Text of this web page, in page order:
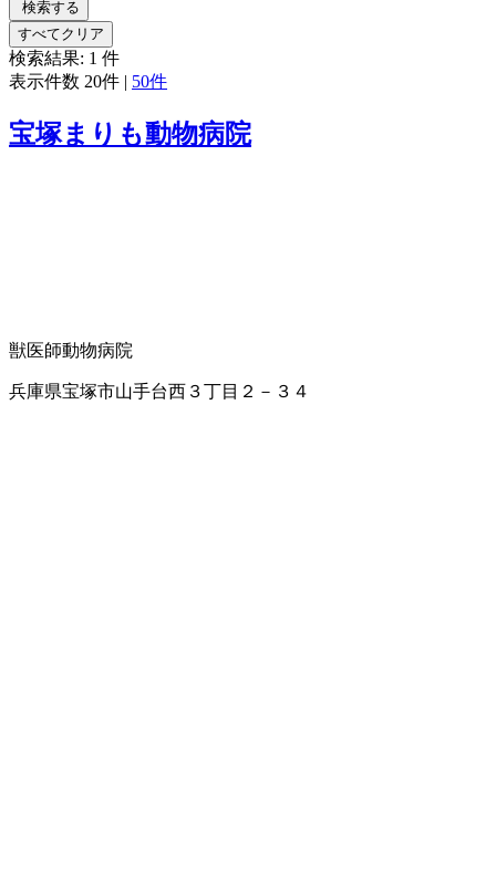
検索する
すべてクリア
検索結果: 1 件
表示件数 20件 | 50件
宝塚まりも動物病院
獣医師動物病院
兵庫県宝塚市山手台西３丁目２－３４